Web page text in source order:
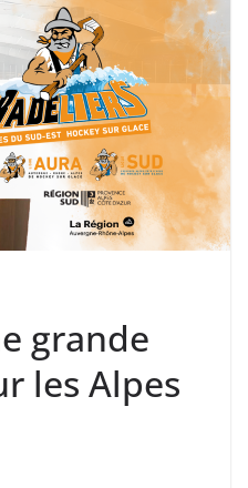
grande
les Alpes